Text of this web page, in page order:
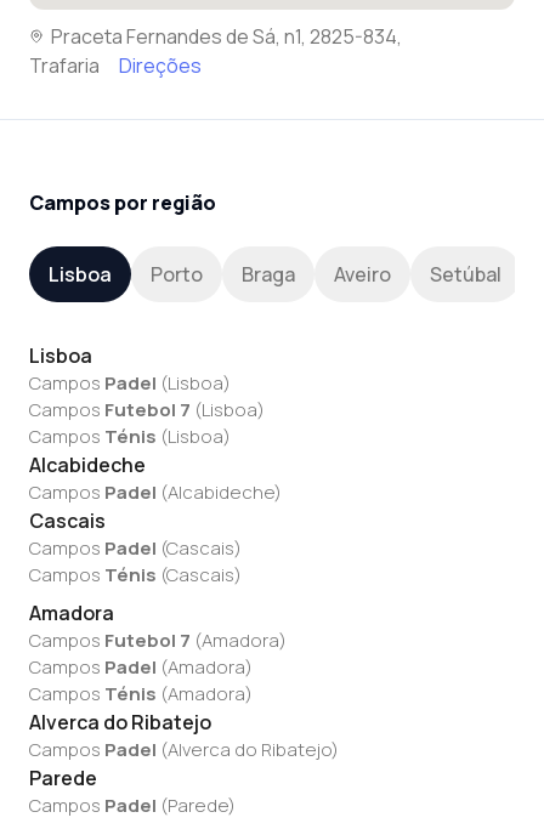
Praceta Fernandes de Sá, n1, 2825-834,
Trafaria
Direções
Campos por região
Lisboa Porto Braga Aveiro Setúbal
Lisboa
Campos Padel (Lisboa)
Campos Futebol 7 (Lisboa)
Campos Ténis (Lisboa)
Alcabideche
Campos Padel (Alcabideche)
Cascais
Campos Padel (Cascais)
Campos Ténis (Cascais)
Amadora
Campos Futebol 7 (Amadora)
Campos Padel (Amadora)
Campos Ténis (Amadora)
Alverca do Ribatejo
Campos Padel (Alverca do Ribatejo)
Parede
Campos Padel (Parede)